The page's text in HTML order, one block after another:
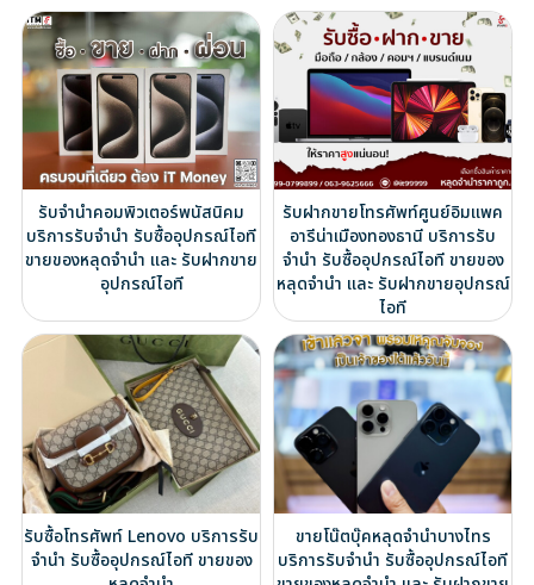
รับจำนำคอมพิวเตอร์พนัสนิคม
บริการรับจำนำ รับซื้ออุปกรณ์ไอที
ขายของหลุดจำนำ และ รับฝากขาย
อุปกรณ์ไอที
รับฝากขายโทรศัพท์ศูนย์อิมแพค
อารีน่าเมืองทองธานี บริการรับ
จำนำ รับซื้ออุปกรณ์ไอที ขายของ
หลุดจำนำ และ รับฝากขายอุปกรณ์
ไอที
รับซื้อโทรศัพท์ Lenovo บริการรับ
จำนำ รับซื้ออุปกรณ์ไอที ขายของ
ขายโน๊ตบุ๊คหลุดจำนำบางไทร
บริการรับจำนำ รับซื้ออุปกรณ์ไอที